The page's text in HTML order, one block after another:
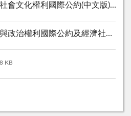
會文化權利國際公約(中文版).pdf
國際公約及經濟社會文化權利國際公約施行法.pdf
KB